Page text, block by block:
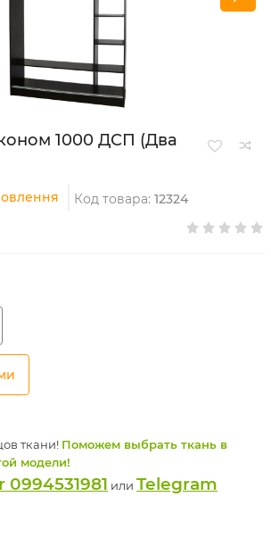
1000 ДСП (Два
Код товара: 12324
ткани! Поможем выбрать ткань в
модели!
0994531981 или Telegram